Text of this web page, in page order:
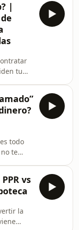
si
de
su vida
|
tu
se
seguro
Hoy
reales
dejar
todo
te
a Aarón
vs
la